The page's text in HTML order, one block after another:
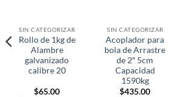
SIN CATEGORIZAR
Rollo de 1kg de
Alambre
galvanizado
calibre 20
$65.00
SIN CATEGORIZAR
Acoplador para
bola de Arrastre
de 2″ 5cm
Capacidad
1590kg
$435.00